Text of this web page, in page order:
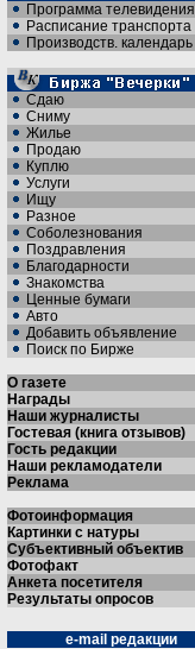
Программа телевидения
Расписание транспорта
Производств. календарь
Сдаю
Сниму
Жилье
Продаю
Куплю
Услуги
Ищу
Разное
Соболезнования
Поздравления
Благодарности
Знакомства
Ценные бумаги
Авто
Добавить объявление
Поиск по Бирже
О газете
Награды
Наши журналисты
Гостевая (книга отзывов)
Гость редакции
Наши рекламодатели
Реклама
Фотоинформация
Картинки с натуры
Субъективный объектив
Фотофакт
Анкета посетителя
Результаты опросов
e-mail редакции